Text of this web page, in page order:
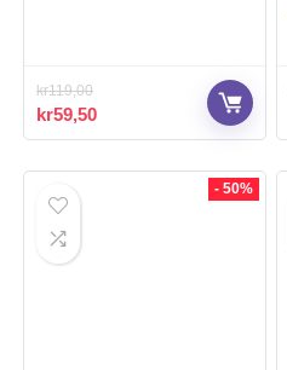
kr119,00
Opprinnelig
pris
kr59,50Nåværende
pris
- 50%